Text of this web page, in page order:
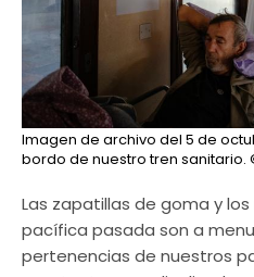
Imagen de archivo del 5 de
bordo de nuestro tren sanitario.
Las zapatillas de goma y
pacífica pasada son a
pertenencias de nuestros